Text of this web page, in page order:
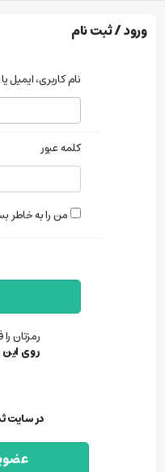
ورود / ثبت نام
نام کاربری، ایمیل
کلمه عبور
من را به خاطر
رمزتان
روی
در سایت